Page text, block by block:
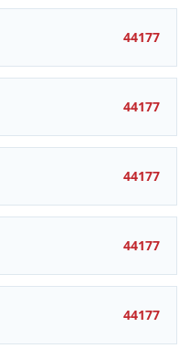
44177
44177
44177
44177
44177